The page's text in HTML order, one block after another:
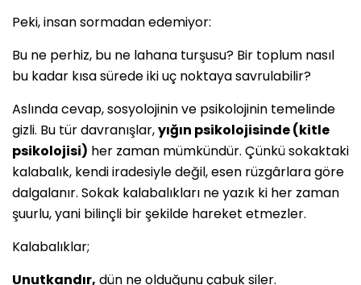
Peki, insan sormadan edemiyor:
Bu ne perhiz, bu ne lahana turşusu? Bir toplum nasıl
bu kadar kısa sürede iki uç noktaya savrulabilir?
Aslında cevap, sosyolojinin ve psikolojinin temelinde
gizli. Bu tür davranışlar,yığın psikolojisinde (kitle
psikolojisi) her zaman mümkündür. Çünkü sokaktaki
kalabalık, kendi iradesiyle değil, esen rüzgârlara göre
dalgalanır. Sokak kalabalıkları ne yazık ki her zaman
şuurlu, yani bilinçli bir şekilde hareket etmezler.
Kalabalıklar;
Unutkandır, dün ne olduğunu çabuk siler.